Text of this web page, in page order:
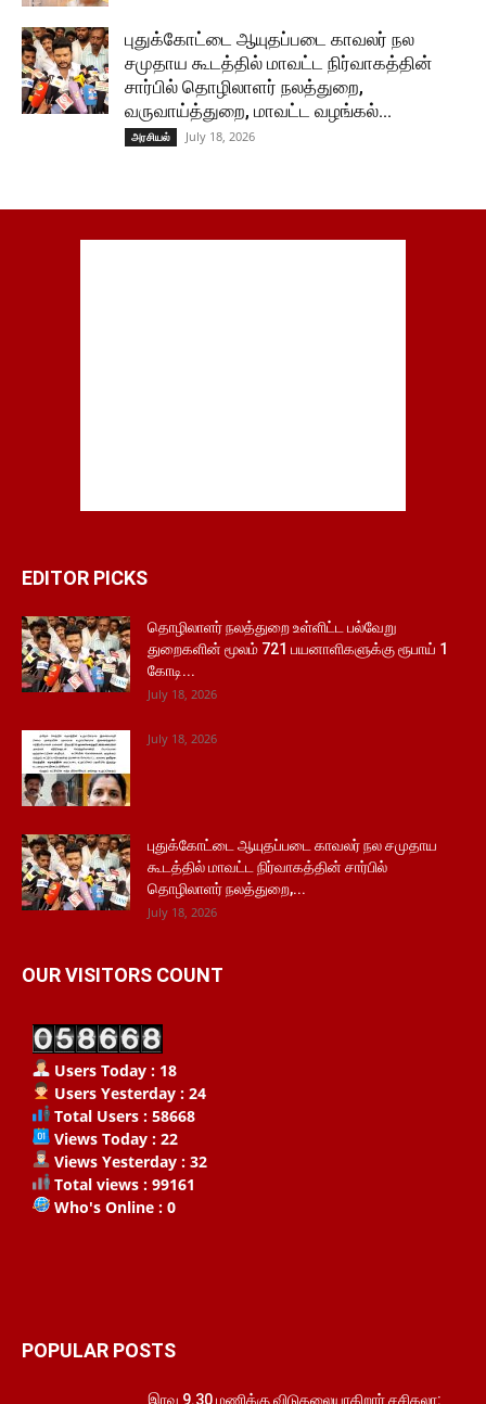
புதுக்கோட்டை ஆயுதப்படை காவலர் நல
சமுதாய கூடத்தில் மாவட்ட நிர்வாகத்தின்
சார்பில் தொழிலாளர் நலத்துறை,
வருவாய்த்துறை, மாவட்ட வழங்கல்...
அரசியல் July 18, 2026
EDITOR PICKS
தொழிலாளர் நலத்துறை உள்ளிட்ட பல்வேறு
துறைகளின் மூலம் 721 பயனாளிகளுக்கு ரூபாய் 1
கோடி...
July 18, 2026
July 18, 2026
புதுக்கோட்டை ஆயுதப்படை காவலர் நல சமுதாய
கூடத்தில் மாவட்ட நிர்வாகத்தின் சார்பில்
தொழிலாளர் நலத்துறை,...
July 18, 2026
OUR VISITORS COUNT
Users Today : 18
Users Yesterday : 24
Total Users : 58668
Views Today : 22
Views Yesterday : 32
Total views : 99161
Who's Online : 0
POPULAR POSTS
இரவு 9.30 மணிக்கு விடுதலையாகிறார் சசிகலா: